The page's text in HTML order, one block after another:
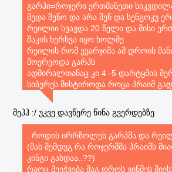
გარპი=როჯერი ერთმანეთი
მედა შენო და არა შენ და სენგოკუ
რეილიი სვავდა 20 წელი და მისი
შაკის ხერხვა იყო ხოლმე
რეილის რომ ევარჯიშა ამ დროის
მოერეოდა გარპს
ადმირალთანაც კი 4 -5 დარტყმის
სიბერეს მისტიროდა როცა პრაიმ
ზეტმაც კი იმაზე დიდგხნს გაუქაჩა
რეილიმ და პახოდუ რეილიზე ბევრად
რეილის სტამინაში ეჭვი არავის
გადაცურვა და გზაში ზღვის
პრობლემას არ წარმოადგენს
ერთ დარტყმაში გათიშავს ყველას
მეჰჰ :/ უკვე დავწერე წინა გვერდებზე
. როდის ირრზოლეს გარპმა და
(მას შემდეგ რა როჯერმმა პრაიმს
კინგი გახდაა..??)
რაღც მეეჭვება მაგ დროს ვინმეს